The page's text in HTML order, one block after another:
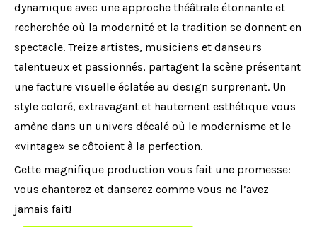
dynamique avec une approche théâtrale étonnante et
recherchée où la modernité et la tradition se donnent en
spectacle. Treize artistes, musiciens et danseurs
talentueux et passionnés, partagent la scène présentant
une facture visuelle éclatée au design surprenant. Un
style coloré, extravagant et hautement esthétique vous
amène dans un univers décalé où le modernisme et le
«vintage» se côtoient à la perfection.
Cette magnifique production vous fait une promesse:
vous chanterez et danserez comme vous ne l’avez
jamais fait!